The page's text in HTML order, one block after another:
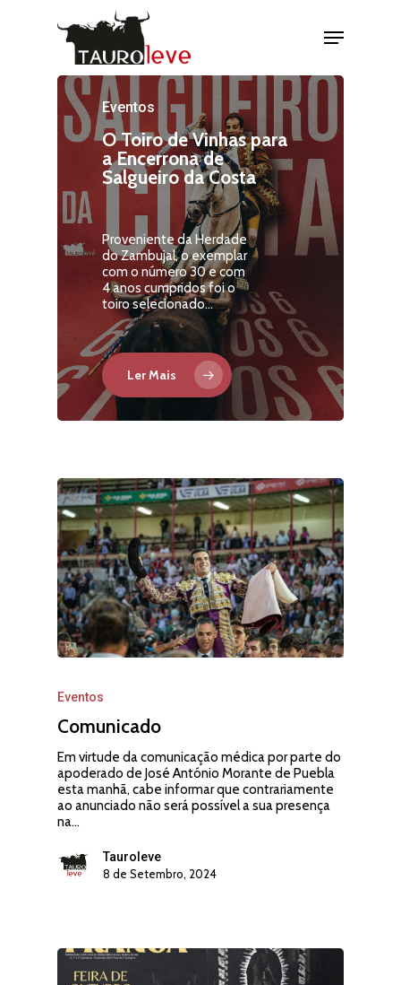
Eventos
O Toiro de Vinhas para
a Encerrona de
Salgueiro da Costa
Proveniente da Herdade
do Zambujal, o exemplar
com o número 30 e com
4 anos cumpridos foi o
toiro selecionado…
Ler Mais
Eventos
Comunicado
Em virtude da comunicação médica por parte do
apoderado de José António Morante de Puebla
esta manhã, cabe informar que contrariamente
ao anunciado não será possível a sua presença
na…
Tauroleve
8 de Setembro, 2024